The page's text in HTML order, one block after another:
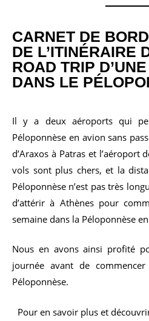
CARNET DE
DE L’ITINÉRAIRE
ROAD TRIP
DANS LE
Il y a deux aéroports qui
Péloponnèse en avion sans
d’Araxos à Patras et l’aéroport
vols sont plus chers, et la
Péloponnèse n’est pas très
d’attérir à Athènes pour
semaine dans la Péloponnèse
Nous en avons ainsi profité
journée avant de
Péloponnèse.
Pour en savoir plus et